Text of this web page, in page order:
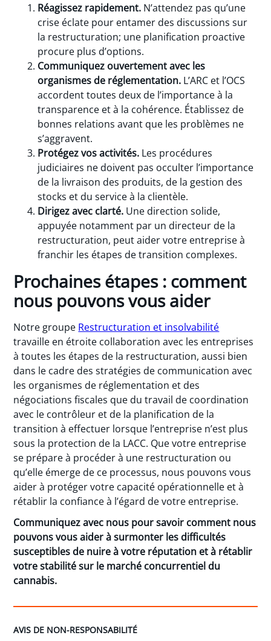
Réagissez rapidement. N’attendez pas qu’une
crise éclate pour entamer des discussions sur
la restructuration; une planification proactive
procure plus d’options.
Communiquez ouvertement avec les
organismes de réglementation. L’ARC et l’OCS
accordent toutes deux de l’importance à la
transparence et à la cohérence. Établissez de
bonnes relations avant que les problèmes ne
s’aggravent.
Protégez vos activités. Les procédures
judiciaires ne doivent pas occulter l’importance
de la livraison des produits, de la gestion des
stocks et du service à la clientèle.
Dirigez avec clarté. Une direction solide,
appuyée notamment par un directeur de la
restructuration, peut aider votre entreprise à
franchir les étapes de transition complexes.
Prochaines étapes : comment
nous pouvons vous aider
Notre groupe Restructuration et insolvabilité
travaille en étroite collaboration avec les entreprises
à toutes les étapes de la restructuration, aussi bien
dans le cadre des stratégies de communication avec
les organismes de réglementation et des
négociations fiscales que du travail de coordination
avec le contrôleur et de la planification de la
transition à effectuer lorsque l’entreprise n’est plus
sous la protection de la LACC. Que votre entreprise
se prépare à procéder à une restructuration ou
qu’elle émerge de ce processus, nous pouvons vous
aider à protéger votre capacité opérationnelle et à
rétablir la confiance à l’égard de votre entreprise.
Communiquez avec nous pour savoir comment nous
pouvons vous aider à surmonter les difficultés
susceptibles de nuire à votre réputation et à rétablir
votre stabilité sur le marché concurrentiel du
cannabis.
AVIS DE NON-RESPONSABILITÉ